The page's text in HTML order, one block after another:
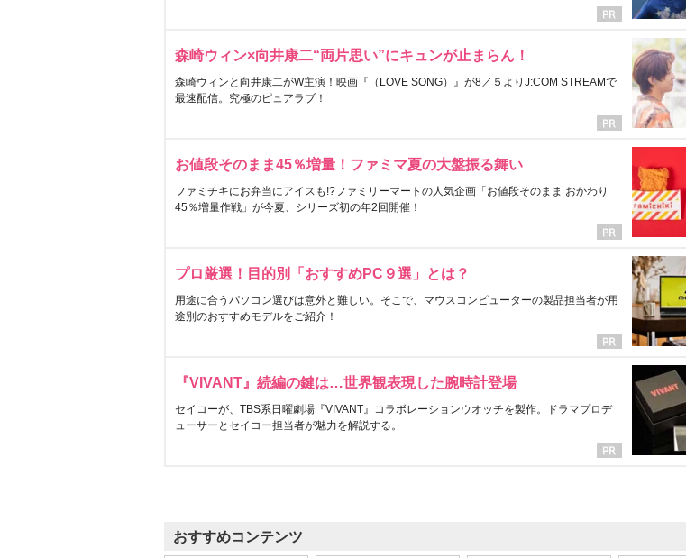
森崎ウィン×向井康二“両片思い”にキュンが止まらん！
森崎ウィンと向井康二がW主演！映画『（LOVE SONG）』が8／５よりJ:COM STREAMで
最速配信。究極のピュアラブ！
お値段そのまま45％増量！ファミマ夏の大盤振る舞い
ファミチキにお弁当にアイスも!?ファミリーマートの人気企画「お値段そのまま おかわり
45％増量作戦」が今夏、シリーズ初の年2回開催！
プロ厳選！目的別「おすすめPC９選」とは？
用途に合うパソコン選びは意外と難しい。そこで、マウスコンピューターの製品担当者が用
途別のおすすめモデルをご紹介！
『VIVANT』続編の鍵は…世界観表現した腕時計登場
セイコーが、TBS系日曜劇場『VIVANT』コラボレーションウオッチを製作。ドラマプロデ
ューサーとセイコー担当者が魅力を解説する。
おすすめコンテンツ